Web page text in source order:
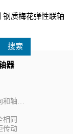
钢质梅花弹性联轴
搜索
器
· 可吸收振动，补偿径向、角向和轴向偏差
相同
传动